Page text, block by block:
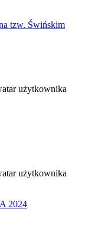
tzw. Świńskim
2024